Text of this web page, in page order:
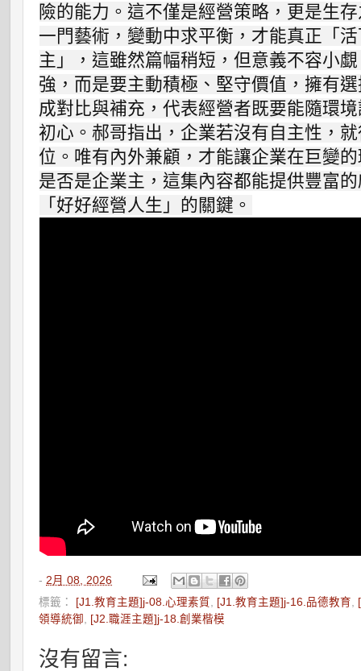
險的能力。這不僅是經營策略，更是生
一門藝術，變動中求平衡，才能真正「
主」，這雖然篇幅稍短，但意義不容小
強，而是要主動積極、堅守價值，擁有
成對比與補充，代表經營者既要能隨環
初心。郝哥指出，企業若沒有自主性，
位。唯有內外兼顧，才能讓企業在巨變
是否是企業主，這集內容都能提供豐富
「好好經營人生」的關鍵。
- 2月 08, 2026
標籤： [J1.教育主題]j-08.心理素質, [J1.教育主題]j-16.品德教育,
領導統御, [J2.職涯主題]j-18.創業楷模
沒有留言: